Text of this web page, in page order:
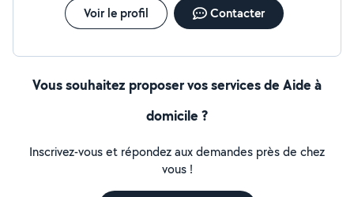
Voir le profil Contacter
Vous souhaitez proposer vos services de Aide à
domicile ?
Inscrivez-vous et répondez aux demandes près de chez
vous !